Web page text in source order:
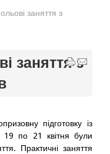
заняття з
заняття з
підготовку із
19 по 21 квітня були
Практичні заняття